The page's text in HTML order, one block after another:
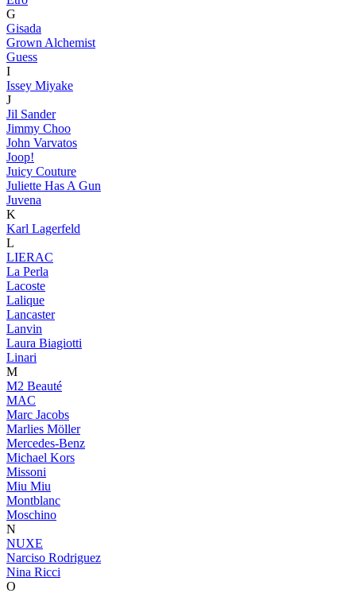
G
Gisada
Grown Alchemist
Guess
I
Issey Miyake
J
Jil Sander
Jimmy Choo
John Varvatos
Joop!
Juicy Couture
Juliette Has A Gun
Juvena
K
Karl Lagerfeld
L
LIERAC
La Perla
Lacoste
Lalique
Lancaster
Lanvin
Laura Biagiotti
Linari
M
M2 Beauté
MAC
Marc Jacobs
Marlies Möller
Mercedes-Benz
Michael Kors
Missoni
Miu Miu
Montblanc
Moschino
N
NUXE
Narciso Rodriguez
Nina Ricci
O